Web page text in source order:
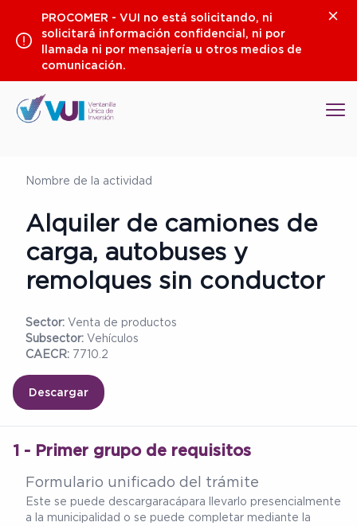
contenido
PROCOMER - VUI no está solicitando, ni
solicitará información confidencial, ni por
llamada ni por mensajería u otros medios de
comunicación.
Nombre de la actividad
Alquiler de camiones de
carga, autobuses y
remolques sin conductor
Sector: Venta de productos
Subsector: Vehículos
CAECR: 7710.2
Descargar
1 - Primer grupo de requisitos
Formulario unificado del trámite
Este se puede descargaracápara llevarlo presencialmente
a la municipalidad o se puede completar mediante la